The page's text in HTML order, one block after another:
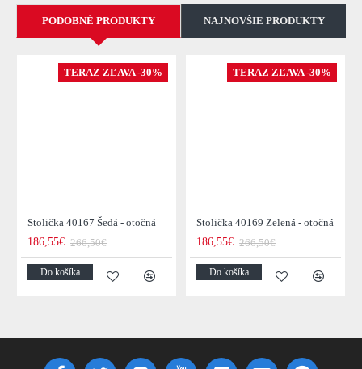
PODOBNÉ PRODUKTY NAJNOVŠIE PRODUKTY
TERAZ ZĽAVA -30%
Stolička 40167 Šedá - otočná
186,55€ 266,50€
Do košíka
TERAZ ZĽAVA -30%
Stolička 40169 Zelená - otočná
186,55€ 266,50€
Do košíka